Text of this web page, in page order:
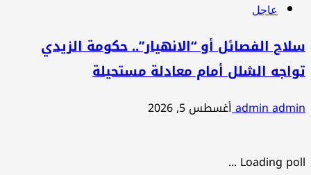
عاجل
سلاح الفصائل أو “الانهيار”.. حكومة الزيدي
تواجه الشلل أمام معادلة مستحيلة
admin adminأغسطس 5, 2026
Loading poll ...